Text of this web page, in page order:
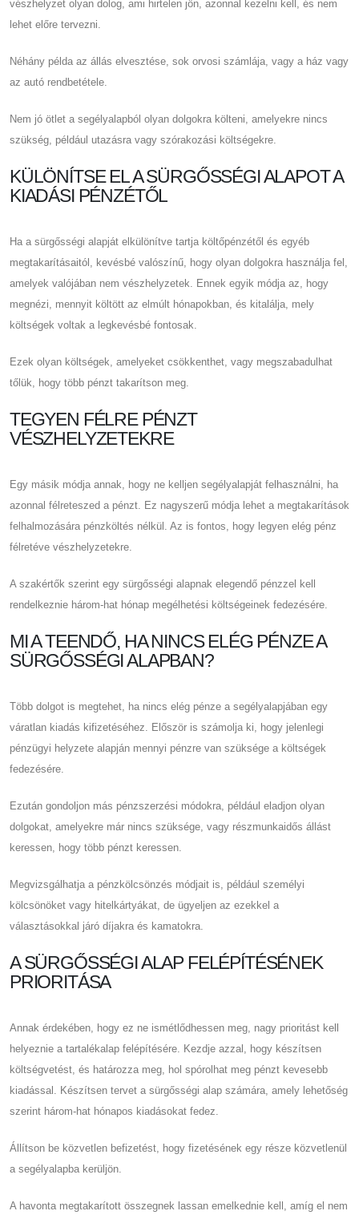
vészhelyzet olyan dolog, ami hirtelen jön, azonnal kezelni kell, és nem
lehet előre tervezni.
Néhány példa az állás elvesztése, sok orvosi számlája, vagy a ház vagy
az autó rendbetétele.
Nem jó ötlet a segélyalapból olyan dolgokra költeni, amelyekre nincs
szükség, például utazásra vagy szórakozási költségekre.
KÜLÖNÍTSE EL A SÜRGŐSSÉGI ALAPOT A
KIADÁSI PÉNZÉTŐL
Ha a sürgősségi alapját elkülönítve tartja költőpénzétől és egyéb
megtakarításaitól, kevésbé valószínű, hogy olyan dolgokra használja fel,
amelyek valójában nem vészhelyzetek. Ennek egyik módja az, hogy
megnézi, mennyit költött az elmúlt hónapokban, és kitalálja, mely
költségek voltak a legkevésbé fontosak.
Ezek olyan költségek, amelyeket csökkenthet, vagy megszabadulhat
tőlük, hogy több pénzt takarítson meg.
TEGYEN FÉLRE PÉNZT
VÉSZHELYZETEKRE
Egy másik módja annak, hogy ne kelljen segélyalapját felhasználni, ha
azonnal félreteszed a pénzt. Ez nagyszerű módja lehet a megtakarítások
felhalmozására pénzköltés nélkül. Az is fontos, hogy legyen elég pénz
félretéve vészhelyzetekre.
A szakértők szerint egy sürgősségi alapnak elegendő pénzzel kell
rendelkeznie három-hat hónap megélhetési költségeinek fedezésére.
MI A TEENDŐ, HA NINCS ELÉG PÉNZE A
SÜRGŐSSÉGI ALAPBAN?
Több dolgot is megtehet, ha nincs elég pénze a segélyalapjában egy
váratlan kiadás kifizetéséhez. Először is számolja ki, hogy jelenlegi
pénzügyi helyzete alapján mennyi pénzre van szüksége a költségek
fedezésére.
Ezután gondoljon más pénzszerzési módokra, például eladjon olyan
dolgokat, amelyekre már nincs szüksége, vagy részmunkaidős állást
keressen, hogy több pénzt keressen.
Megvizsgálhatja a pénzkölcsönzés módjait is, például személyi
kölcsönöket vagy hitelkártyákat, de ügyeljen az ezekkel a
választásokkal járó díjakra és kamatokra.
A SÜRGŐSSÉGI ALAP FELÉPÍTÉSÉNEK
PRIORITÁSA
Annak érdekében, hogy ez ne ismétlődhessen meg, nagy prioritást kell
helyeznie a tartalékalap felépítésére. Kezdje azzal, hogy készítsen
költségvetést, és határozza meg, hol spórolhat meg pénzt kevesebb
kiadással. Készítsen tervet a sürgősségi alap számára, amely lehetőség
szerint három-hat hónapos kiadásokat fedez.
Állítson be közvetlen befizetést, hogy fizetésének egy része közvetlenül
a segélyalapba kerüljön.
A havonta megtakarított összegnek lassan emelkednie kell, amíg el nem